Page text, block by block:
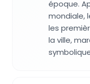
époque.
mondiale,
les
la ville,